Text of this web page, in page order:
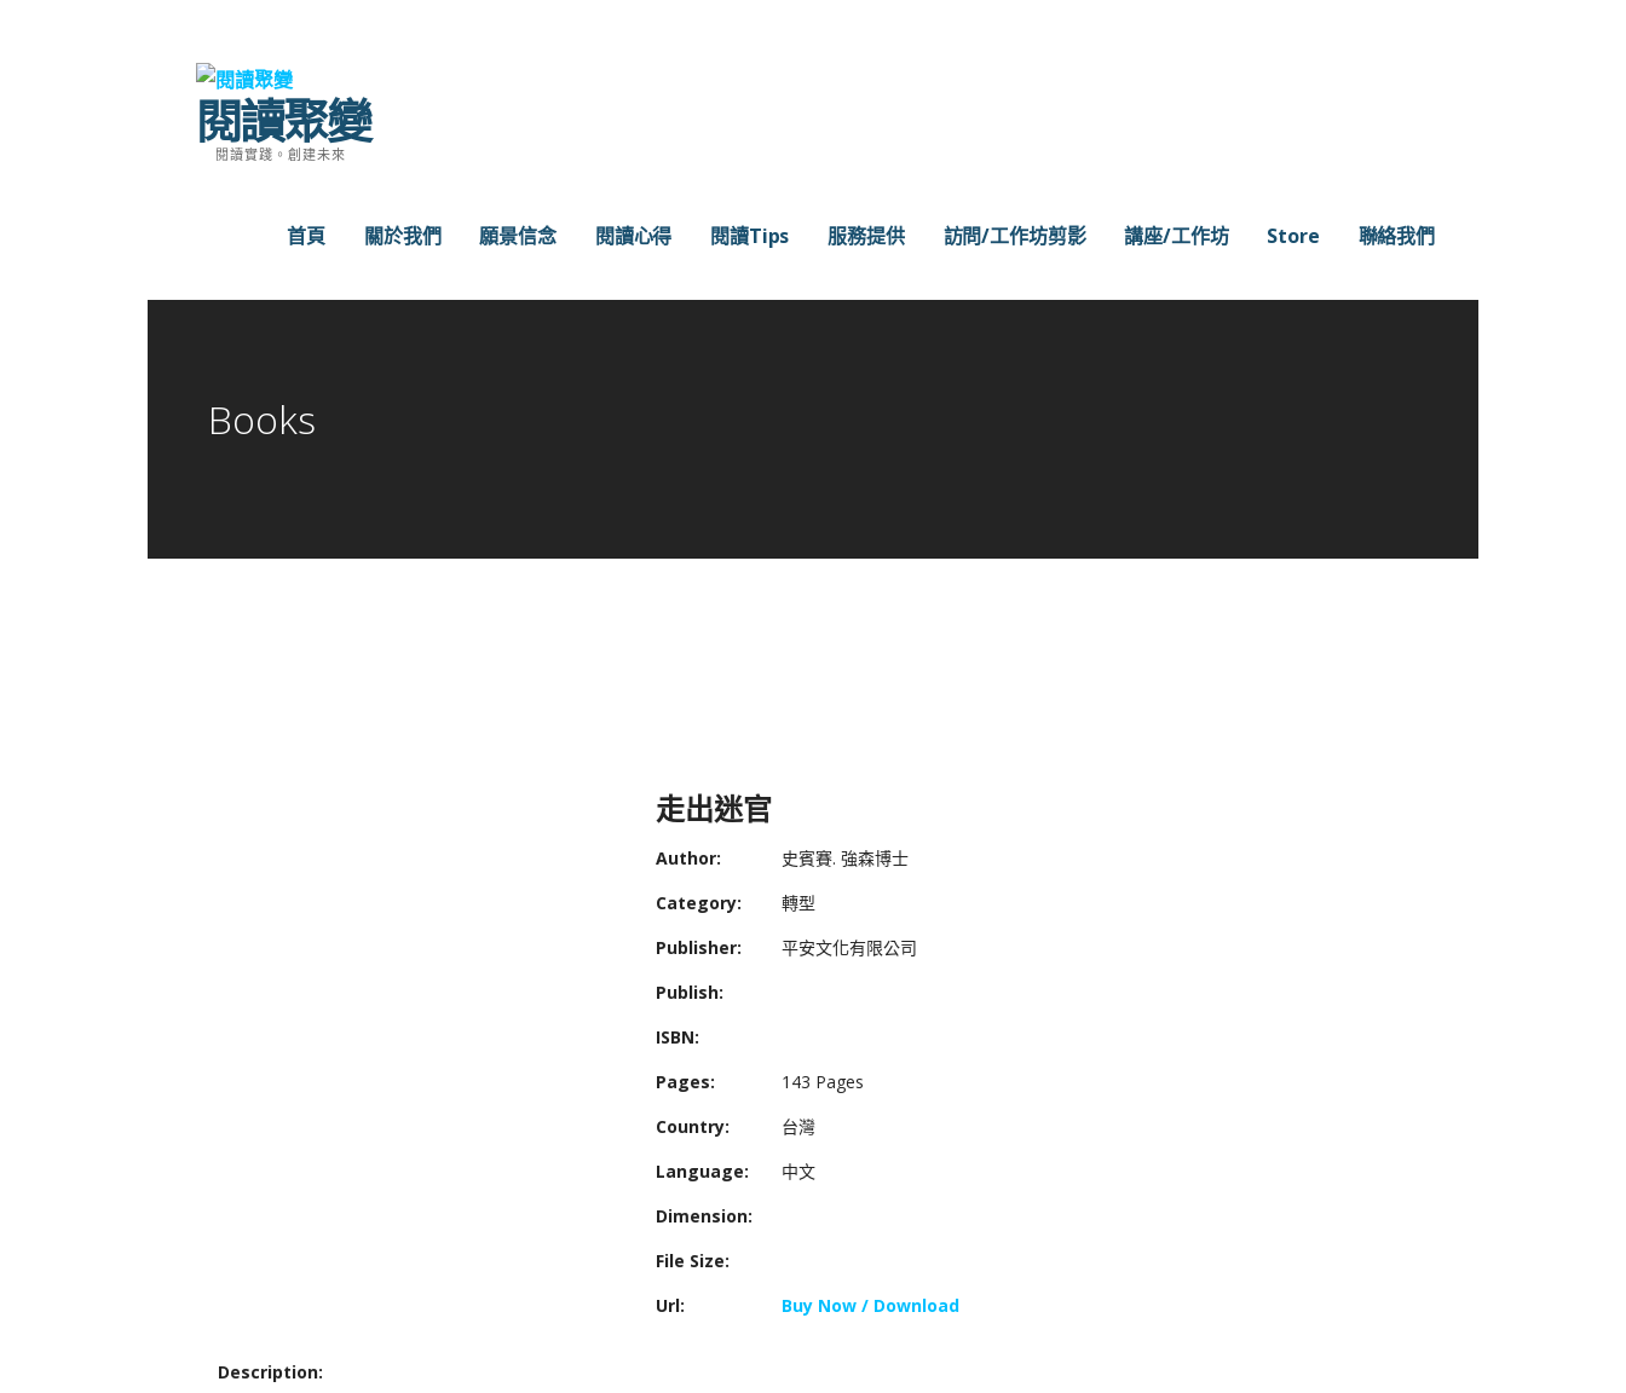
閱讀聚變
閱讀實踐。創建未來
首頁 關於我們 願景信念 閱讀心得 閱讀Tips 服務提供 訪問/工作坊剪影 講座/工作坊 Store 聯絡我們
Books
走出迷官
Author:
史賓賽. 強森博士
Category:
轉型
Publisher:
平安文化有限公司
Publish:
ISBN:
Pages:
143 Pages
Country:
台灣
Language:
中文
Dimension:
File Size:
Url:
Buy Now / Download
Description: